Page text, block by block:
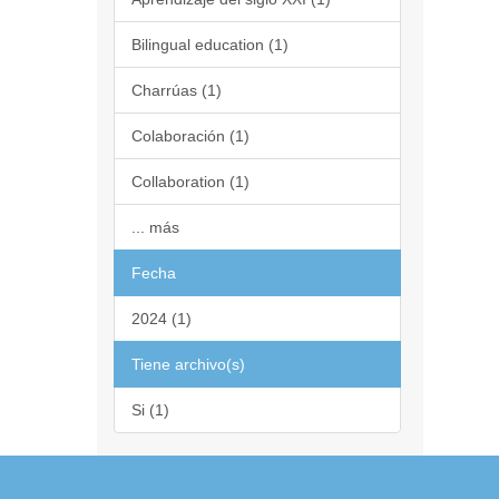
Bilingual education (1)
Charrúas (1)
Colaboración (1)
Collaboration (1)
... más
Fecha
2024 (1)
Tiene archivo(s)
Si (1)